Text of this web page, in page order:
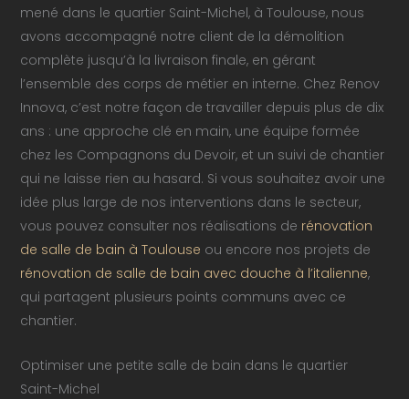
mené dans le quartier Saint-Michel, à Toulouse, nous
avons accompagné notre client de la démolition
complète jusqu’à la livraison finale, en gérant
l’ensemble des corps de métier en interne. Chez Renov
Innova, c’est notre façon de travailler depuis plus de dix
ans : une approche clé en main, une équipe formée
chez les Compagnons du Devoir, et un suivi de chantier
qui ne laisse rien au hasard. Si vous souhaitez avoir une
idée plus large de nos interventions dans le secteur,
vous pouvez consulter nos réalisations de rénovation
de salle de bain à Toulouse ou encore nos projets de
rénovation de salle de bain avec douche à l’italienne,
qui partagent plusieurs points communs avec ce
chantier.
Optimiser une petite salle de bain dans le quartier
Saint-Michel